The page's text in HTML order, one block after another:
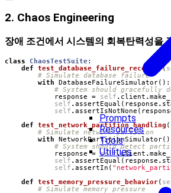
Prompts
Resources
Tools
Utilities
2. Chaos Engineering
장애 조건에서 시스템의 회복탄력성을
class ChaosTestSuite:
def
test_database_failure_recovery(
# Simulate database failure
with
DatabaseFailureSimulator():
# System should gracefully
response
= self . client .
self .assertEqual ( response .
self .assertIsNotNone (
def
test_network_partition_handling (
# Simulate network partition
with
NetworkPartitionSimulator
# System should detect
response
= self. client .
self .assertEqual ( response .
self .assertIn (
def
test_memory_pressure_behavior(
# Simulate memory pressure